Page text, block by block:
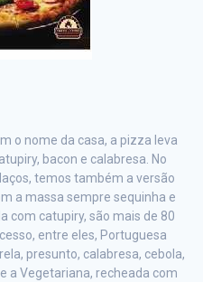
o nome da casa, a pizza leva
bacon e calabresa. No
temos também a versão
a massa sempre sequinha e
com catupiry, são mais de 80
entre eles, Portuguesa
presunto, calabresa, cebola,
a Vegetariana, recheada com